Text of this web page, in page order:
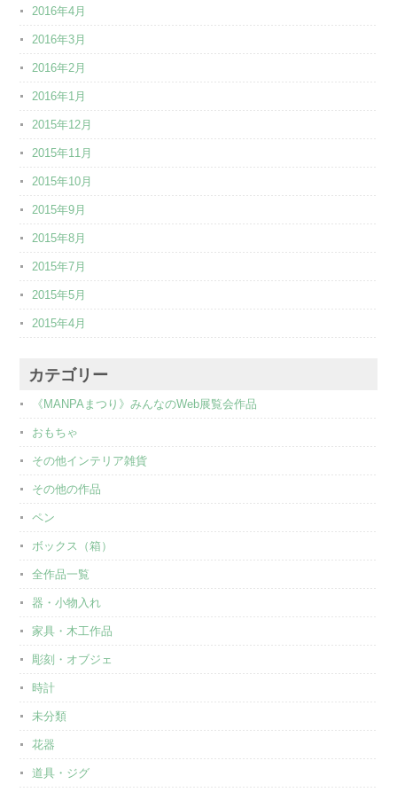
2016年4月
2016年3月
2016年2月
2016年1月
2015年12月
2015年11月
2015年10月
2015年9月
2015年8月
2015年7月
2015年5月
2015年4月
カテゴリー
《MANPAまつり》みんなのWeb展覧会作品
おもちゃ
その他インテリア雑貨
その他の作品
ペン
ボックス（箱）
全作品一覧
器・小物入れ
家具・木工作品
彫刻・オブジェ
時計
未分類
花器
道具・ジグ